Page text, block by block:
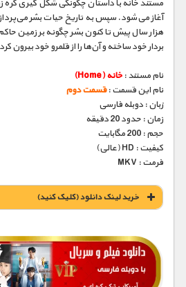
مستند خانه با داستان چگونگی شکل‌ گیری
آغاز می‌شود. سپس به تاریخ حیات بشر
هزار سال پیش تا کنون بشر چگونه بر زمین
بردار خود ساخته و آن‌ها را از قلمرو خود بیرون
نام مستند : خانه (Home)
نام این قسمت :قسمت دوم
زبان : دوبله فارسی
زمان : حدود 20 دقیقه
حجم : 200 مگابایت
کیفیت : HD (عالی)
فرمت : MKV
خريد لينک دانلود (کليک کنيد)
1900 تومان – خريد لينک دانلود (افزودن به سبد خريد)